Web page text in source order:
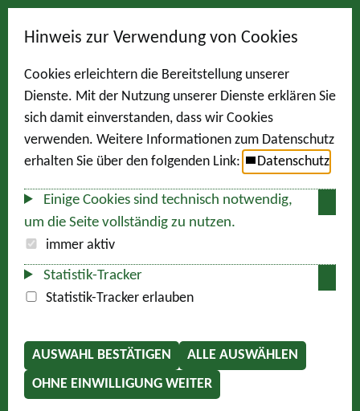
Hinweis zur Verwendung von Cookies
Cookies erleichtern die Bereitstellung unserer
Dienste. Mit der Nutzung unserer Dienste erklären Sie
sich damit einverstanden, dass wir Cookies
verwenden. Weitere Informationen zum Datenschutz
erhalten Sie über den folgenden Link:
Datenschutz
Einige Cookies sind technisch notwendig,
um die Seite vollständig zu nutzen.
immer aktiv
Statistik-Tracker
Statistik-Tracker erlauben
AUSWAHL BESTÄTIGEN
ALLE AUSWÄHLEN
OHNE EINWILLIGUNG WEITER